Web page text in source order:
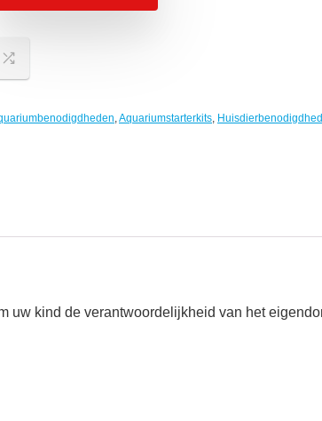
,Aquariumstarterkits,
uw kind de verantwoordelijkheid van het